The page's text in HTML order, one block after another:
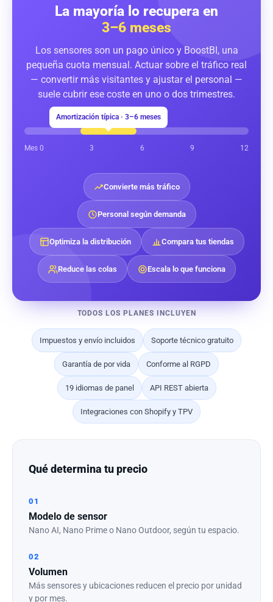
La mayoría lo recupera en
3–6 meses
Los sensores son un pago único y BoostBI, una
pequeña cuota mensual. Actuar sobre el tráfico real
— convertir más visitantes y ajustar el personal —
suele cubrir ese coste en uno o dos trimestres.
Amortización típica · 3–6 meses
Mes 0 3 6 9 12
Convierte más tráfico
Personal según demanda
Optimiza la distribución Compara tus tiendas
Reduce las colas Escala lo que funciona
TODOS LOS PLANES INCLUYEN
Impuestos y envío incluidos Soporte técnico gratuito
Garantía de por vida Conforme al RGPD
19 idiomas de panel API REST abierta
Integraciones con Shopify y TPV
Qué determina tu precio
01
Modelo de sensor
Nano AI, Nano Prime o Nano Outdoor, según tu espacio.
02
Volumen
Más sensores y ubicaciones reducen el precio por unidad
y por mes.